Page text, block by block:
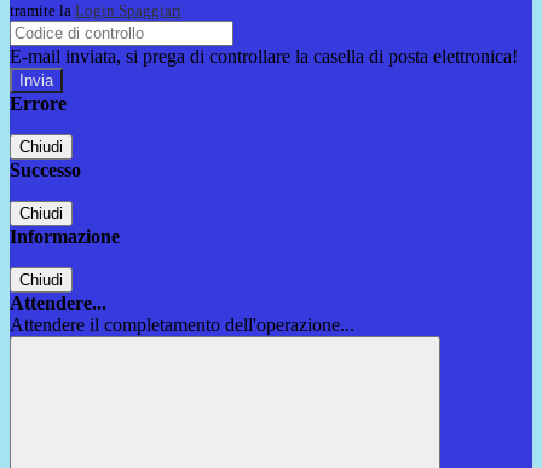
tramite la Login Spaggiari
E-mail inviata, si prega di controllare la casella di posta elettronica!
Errore
Chiudi
Successo
Chiudi
Informazione
Chiudi
Attendere...
Attendere il completamento dell'operazione...